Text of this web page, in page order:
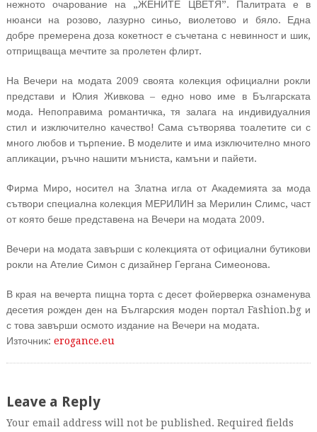
нежното очарование на „ЖЕНИТЕ ЦВЕТЯ”. Палитрата е в
нюанси на розово, лазурно синьо, виолетово и бяло. Една
добре премерена доза кокетност е съчетана с невинност и шик,
отприщваща мечтите за пролетен флирт.
На Вечери на модата 2009 своята колекция официални рокли
представи и Юлия Живкова – едно ново име в Българската
мода. Непоправима романтичка, тя залага на индивидуалния
стил и изключително качество! Сама сътворява тоалетите си с
много любов и търпение. В моделите и има изключително много
апликации, ръчно нашити мъниста, камъни и пайети.
Фирма Миро, носител на Златна игла от Академията за мода
сътвори специална колекция МЕРИЛИН за Мерилин Слимс, част
от която беше представена на Вечери на модата 2009.
Вечери на модата завърши с колекцията от официални бутикови
рокли на Ателие Симон с дизайнер Гергана Симеонова.
В края на вечерта пищна торта с десет фойерверка ознаменува
десетия рожден ден на Българския моден портал Fashion.bg и
с това завърши осмото издание на Вечери на модата.
Източник: erogance.eu
Leave a Reply
Your email address will not be published. Required fields